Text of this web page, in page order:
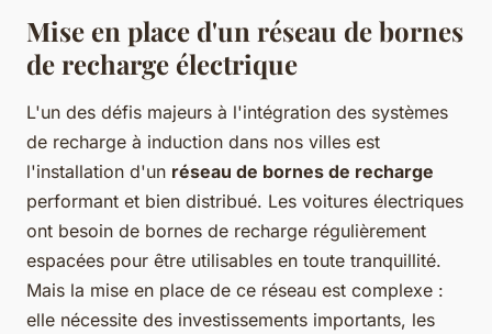
Mise en place d'un réseau de bornes
de recharge électrique
L'un des défis majeurs à l'intégration des systèmes
de recharge à induction dans nos villes est
l'installation d'un réseau de bornes de recharge
performant et bien distribué. Les voitures électriques
ont besoin de bornes de recharge régulièrement
espacées pour être utilisables en toute tranquillité.
Mais la mise en place de ce réseau est complexe :
elle nécessite des investissements importants, les